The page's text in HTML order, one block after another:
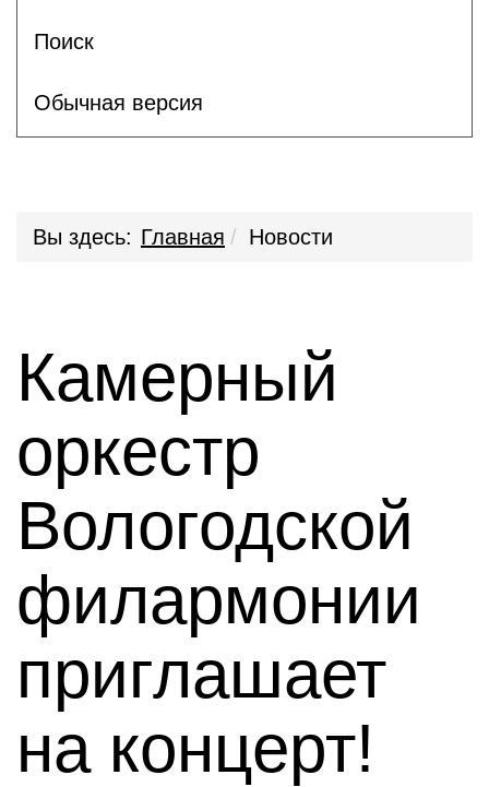
Поиск
Обычная версия
Вы здесь: Главная Новости
Камерный
оркестр
Вологодской
филармонии
приглашает
на концерт!